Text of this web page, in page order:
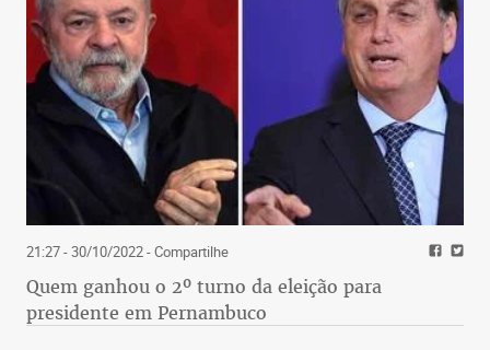
21:27 - 30/10/2022- Compartilhe
Quem ganhou o 2º turno da eleição para
presidente em Pernambuco